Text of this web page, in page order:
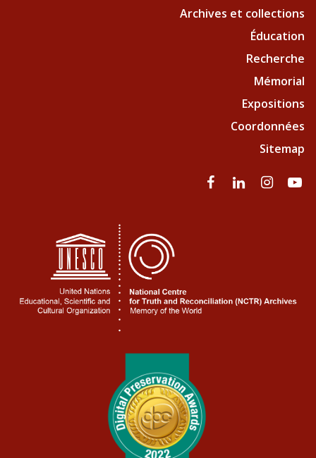
Archives et collections
Éducation
Recherche
Mémorial
Expositions
Coordonnées
Sitemap